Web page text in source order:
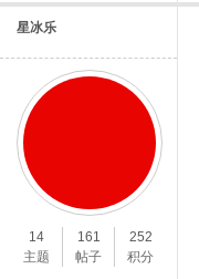
星冰乐
14
主题
161
帖子
252
积分